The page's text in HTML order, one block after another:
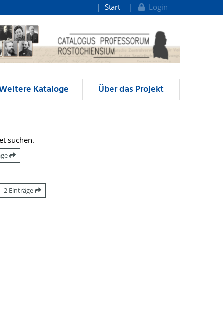
Start Login
Kataloge Über das Projekt
suchen.
2 Einträge